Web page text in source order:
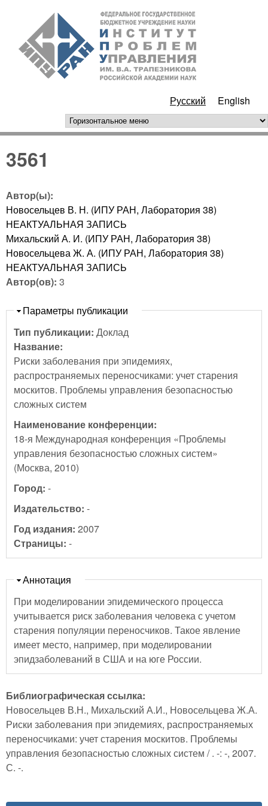
Перейти к основному
содержанию
РАН
Русский English
горизонтальное меню
3561
Автор(ы):
Новосельцев В. Н. (ИПУ РАН, Лаборатория 38)
НЕАКТУАЛЬНАЯ ЗАПИСЬ
Михальский А. И. (ИПУ РАН, Лаборатория 38)
Новосельцева Ж. А. (ИПУ РАН, Лаборатория 38)
НЕАКТУАЛЬНАЯ ЗАПИСЬ
Автор(ов): 3
Скрыть
Параметры публикации
Тип публикации: Доклад
Название:
Риски заболевания при эпидемиях,
распространяемых переносчиками: учет старения
москитов. Проблемы управления безопасностью
сложных систем
Наименование конференции:
18-я Международная конференция «Проблемы
управления безопасностью сложных систем»
(Москва, 2010)
Город: -
Издательство: -
Год издания: 2007
Страницы: -
Скрыть
Аннотация
При моделировании эпидемического процесса
учитывается риск заболевания человека с учетом
старения популяции переносчиков. Такое явление
имеет место, например, при моделировании
эпидзаболеваний в США и на юге России.
Библиографическая ссылка:
Новосельцев В.Н., Михальский А.И., Новосельцева Ж.А.
Риски заболевания при эпидемиях, распространяемых
переносчиками: учет старения москитов. Проблемы
управления безопасностью сложных систем / . -: -, 2007.
С. -.